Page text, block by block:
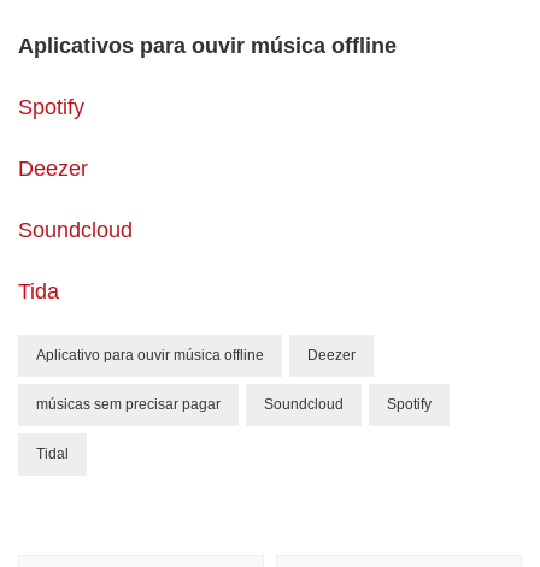
Aplicativos para ouvir música offline
Spotify
Deezer
Soundcloud
Tida
Aplicativo para ouvir música offline Deezer
músicas sem precisar pagar Soundcloud Spotify
Tidal